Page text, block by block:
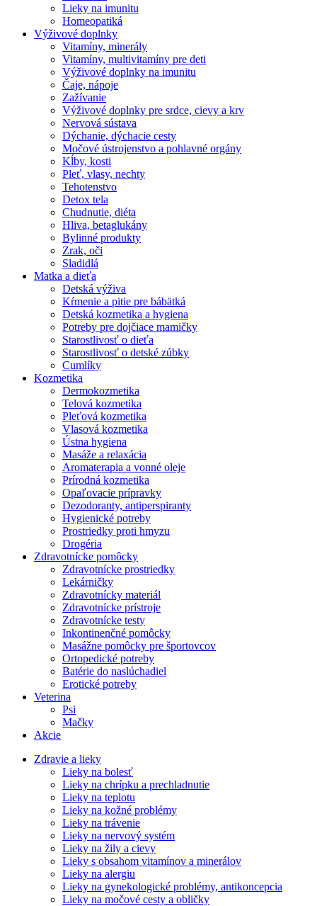
Lieky na imunitu
Homeopatiká
Výživové doplnky
Vitamíny, minerály
Vitamíny, multivitamíny pre deti
Výživové doplnky na imunitu
Čaje, nápoje
Zažívanie
Výživové doplnky pre srdce, cievy a krv
Nervová sústava
Dýchanie, dýchacie cesty
Močové ústrojenstvo a pohlavné orgány
Kĺby, kosti
Pleť, vlasy, nechty
Tehotenstvo
Detox tela
Chudnutie, diéta
Hliva, betaglukány
Bylinné produkty
Zrak, oči
Sladidlá
Matka a dieťa
Detská výživa
Kŕmenie a pitie pre bábätká
Detská kozmetika a hygiena
Potreby pre dojčiace mamičky
Starostlivosť o dieťa
Starostlivosť o detské zúbky
Cumlíky
Kozmetika
Dermokozmetika
Telová kozmetika
Pleťová kozmetika
Vlasová kozmetika
Ústna hygiena
Masáže a relaxácia
Aromaterapia a vonné oleje
Prírodná kozmetika
Opaľovacie prípravky
Dezodoranty, antiperspiranty
Hygienické potreby
Prostriedky proti hmyzu
Drogéria
Zdravotnícke pomôcky
Zdravotnícke prostriedky
Lekárničky
Zdravotnícky materiál
Zdravotnícke prístroje
Zdravotnícke testy
Inkontinenčné pomôcky
Masážne pomôcky pre športovcov
Ortopedické potreby
Batérie do naslúchadiel
Erotické potreby
Veterina
Psi
Mačky
Akcie
Zdravie a lieky
Lieky na bolesť
Lieky na chrípku a prechladnutie
Lieky na teplotu
Lieky na kožné problémy
Lieky na trávenie
Lieky na nervový systém
Lieky na žily a cievy
Lieky s obsahom vitamínov a minerálov
Lieky na alergiu
Lieky na gynekologické problémy, antikoncepcia
Lieky na močové cesty a obličky